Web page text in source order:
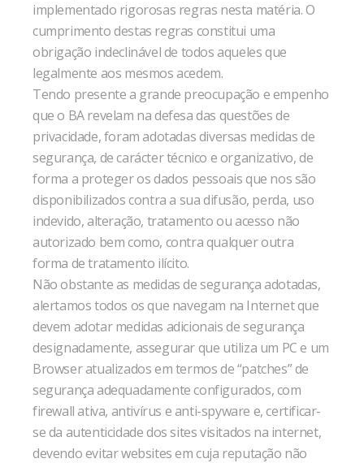
implementado rigorosas regras nesta matéria. O
cumprimento destas regras constitui uma
obrigação indeclinável de todos aqueles que
legalmente aos mesmos acedem.
Tendo presente a grande preocupação e empenho
que o BA revelam na defesa das questões de
privacidade, foram adotadas diversas medidas de
segurança, de carácter técnico e organizativo, de
forma a proteger os dados pessoais que nos são
disponibilizados contra a sua difusão, perda, uso
indevido, alteração, tratamento ou acesso não
autorizado bem como, contra qualquer outra
forma de tratamento ilícito.
Não obstante as medidas de segurança adotadas,
alertamos todos os que navegam na Internet que
devem adotar medidas adicionais de segurança
designadamente, assegurar que utiliza um PC e um
Browser atualizados em termos de “patches” de
segurança adequadamente configurados, com
firewall ativa, antivírus e anti-spyware e, certificar-
se da autenticidade dos sites visitados na internet,
devendo evitar websites em cuja reputação não